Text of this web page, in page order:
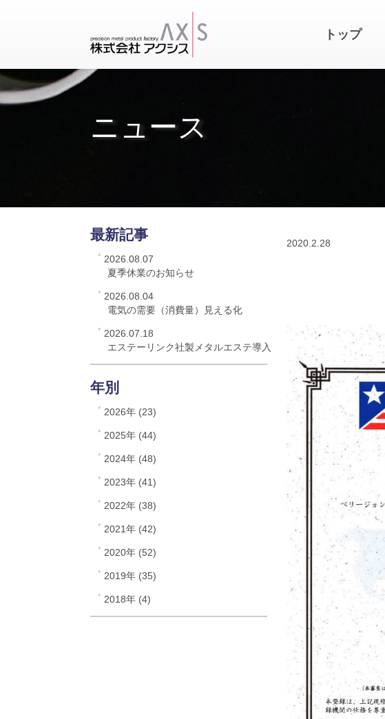
トップ
ニュース
2020. 2.28
最新記事
2026.08.07
夏季休業のお知らせ
2026.08.04
電気の需要（消費量）見える化
2026.07.18
エステーリンク社製メタルエステ導入
年別
2026年 (23)
2025年 (44)
2024年 (48)
2023年 (41)
2022年 (38)
2021年 (42)
2020年 (52)
2019年 (35)
2018年 (4)